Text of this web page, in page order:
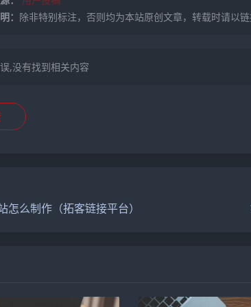
： 除非特别标注，否则均为本站原创文章，转载时请以链
,没有找到相关内容
怎么制作（拓客链接平台）